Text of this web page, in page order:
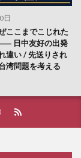
日
ここまでこじれた
日中友好の出発
違い / 先送りされ
湾問題を考える